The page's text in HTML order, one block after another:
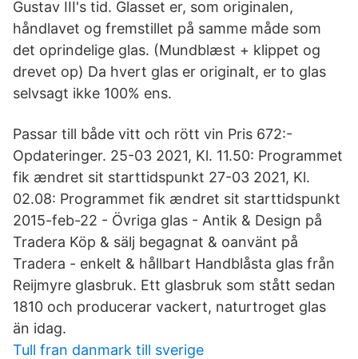
Gustav III's tid. Glasset er, som originalen,
håndlavet og fremstillet på samme måde som
det oprindelige glas. (Mundblæst + klippet og
drevet op) Da hvert glas er originalt, er to glas
selvsagt ikke 100% ens.
Passar till både vitt och rött vin Pris 672:-
Opdateringer. 25-03 2021, Kl. 11.50: Programmet
fik ændret sit starttidspunkt 27-03 2021, Kl.
02.08: Programmet fik ændret sit starttidspunkt
2015-feb-22 - Övriga glas - Antik & Design på
Tradera Köp & sälj begagnat & oanvänt på
Tradera - enkelt & hållbart Handblåsta glas från
Reijmyre glasbruk. Ett glasbruk som stått sedan
1810 och producerar vackert, naturtroget glas
än idag.
Tull fran danmark till sverige